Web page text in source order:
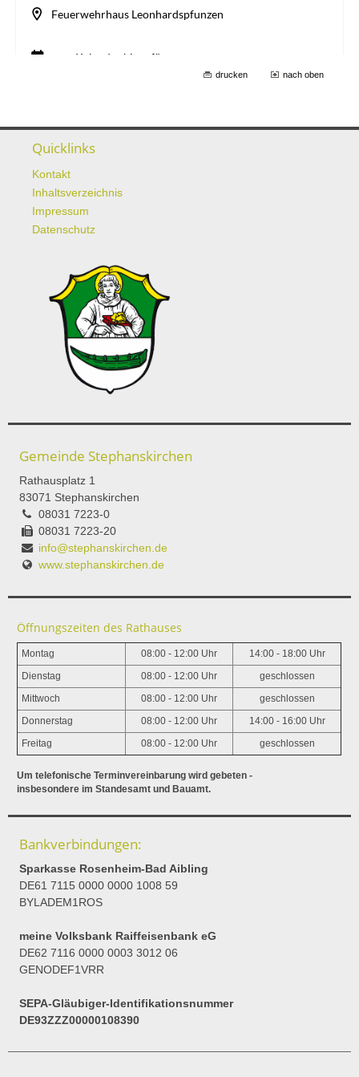
drucken nach oben
Quicklinks
Kontakt
Inhaltsverzeichnis
Impressum
Datenschutz
Gemeinde Stephanskirchen
Rathausplatz 1
83071 Stephanskirchen
08031 7223-0
08031 7223-20
info@stephanskirchen.de
www.stephanskirchen.de
Öffnungszeiten des Rathauses
Montag 08:00 - 12:00 Uhr 14:00 - 18:00 Uhr
Dienstag 08:00 - 12:00 Uhr geschlossen
Mittwoch 08:00 - 12:00 Uhr geschlossen
Donnerstag 08:00 - 12:00 Uhr 14:00 - 16:00 Uhr
Freitag 08:00 - 12:00 Uhr geschlossen
Um telefonische Terminvereinbarung wird gebeten -
insbesondere im Standesamt und Bauamt.
Bankverbindungen:
Sparkasse Rosenheim-Bad Aibling
DE61 7115 0000 0000 1008 59
BYLADEM1ROS
meine Volksbank Raiffeisenbank eG
DE62 7116 0000 0003 3012 06
GENODEF1VRR
SEPA-Gläubiger-Identifikationsnummer
DE93ZZZ00000108390